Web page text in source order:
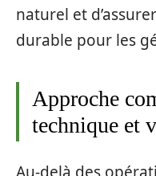
naturel et
durable pour les
Approche
technique et